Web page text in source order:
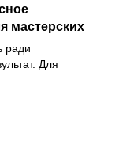
мастерских
ради
Для